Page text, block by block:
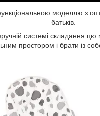
моделлю з
батьків.
системі складання
простором і брати із